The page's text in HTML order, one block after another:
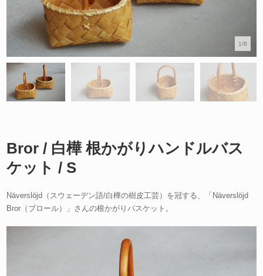
1/6
Bror / 白樺 根かがりハンドルバス
ケット / S
Näverslöjd（スウェーデン語/白樺の樹皮工芸）を冠する、「Näverslöjd
Bror（ブロール）」さんの根かがりバスケット。